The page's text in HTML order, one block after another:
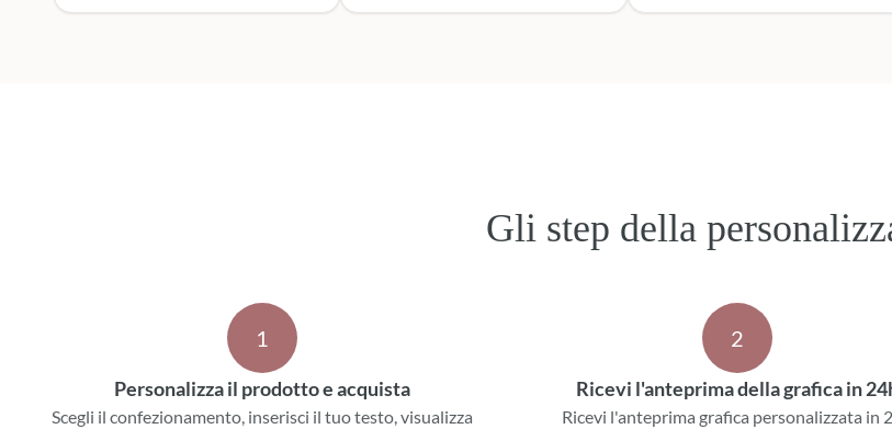
sicuramente a loro per le
Gli step della
1
Personalizza il prodotto e acquista
Scegli il confezionamento, inserisci il tuo testo, visualizza
2
Ricevi l'anteprima della grafica in
Ricevi l'anteprima grafica personalizzata in